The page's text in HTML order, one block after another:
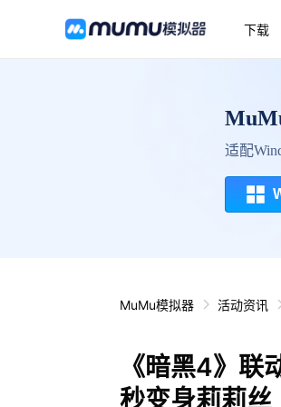
下载
适配
MuMu模拟器 活动资讯
《暗黑4》联
秒变身莉莉丝